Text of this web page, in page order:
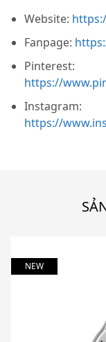
Website:
Fanpage:
Pinterest:
https://
Instagram:
https://
NEW